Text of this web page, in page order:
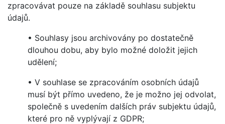
zpracovávat pouze na základě souhlasu subjektu
údajů.
• Souhlasy jsou archivovány po dostatečně
dlouhou dobu, aby bylo možné doložit jejich
udělení;
• V souhlase se zpracováním osobních údajů
musí být přímo uvedeno, že je možno jej odvolat,
společně s uvedením dalších práv subjektu údajů,
které pro ně vyplývají z GDPR;